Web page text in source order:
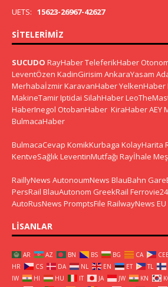
UETS: 15623-26967-42627
SITELERIMIZ
SUCUDO RayHaberTeleferikHaber
LeventÖzen KadinGirisim AnkaraYasam
MerhabaİzmirKaravanHaberYelkenHaber
MakineTamirIptidai SilahHaber
HaberInegol OtobanHaber KiraHaberAEY
BulmacaHaber
BulmacaCevap KomikKurbaga KolayHarita
KentveSağlık LeventinMutfağı Rayİhale
RaillyNews AutonoumNews BlauBahn
PersRail BlauAutonom GreekRail Ferrovie24
AutoRusNews PromptsFile RailwayNews EU
LISANLAR
AR AZ BN BS BG CA
HR
CS DA NL EN ET TL
IW
HI HU IT JA JW KN